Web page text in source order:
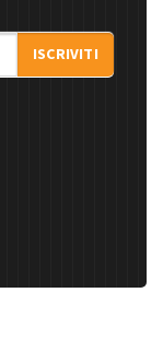
ISCRIVITI